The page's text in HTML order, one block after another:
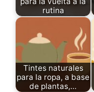
rutina
Tintes naturales
para la ropa, a base
de plantas,…